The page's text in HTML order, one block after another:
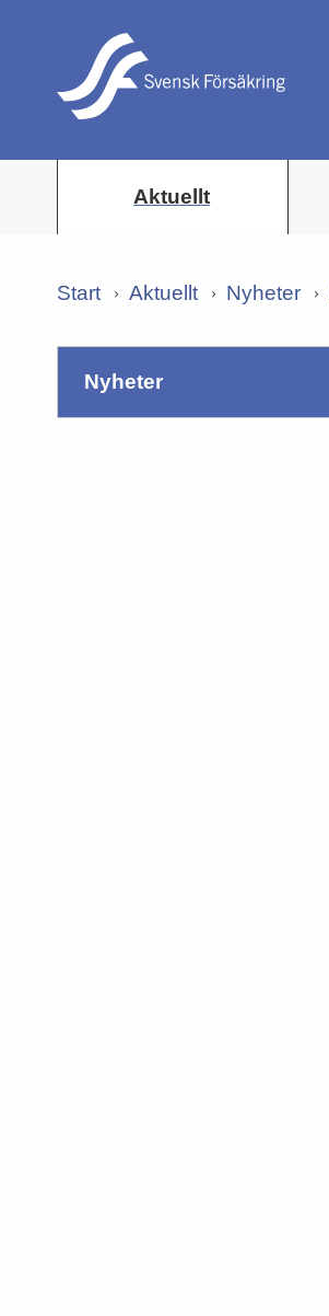
Aktuellt
Start Aktuellt Nyheter
nyheter